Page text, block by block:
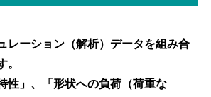
レーション（解析）データを組み合
。
性」、「形状への負荷（荷重な